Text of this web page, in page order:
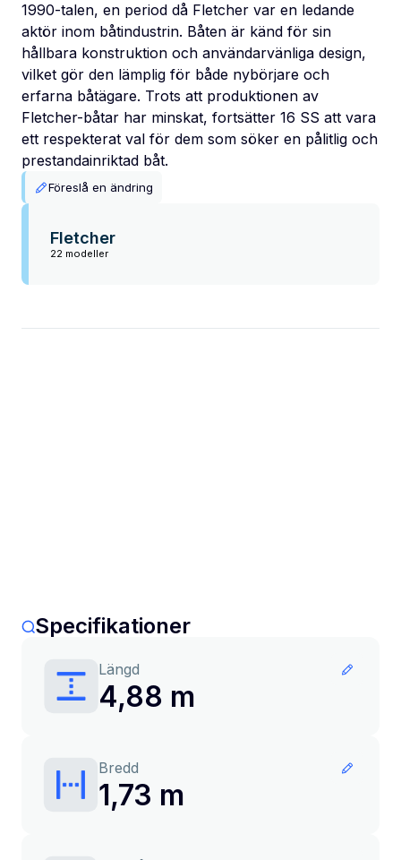
1990-talen, en period då Fletcher var en ledande
aktör inom båtindustrin. Båten är känd för sin
hållbara konstruktion och användarvänliga design,
vilket gör den lämplig för både nybörjare och
erfarna båtägare. Trots att produktionen av
Fletcher-båtar har minskat, fortsätter 16 SS att vara
ett respekterat val för dem som söker en pålitlig och
prestandainriktad båt.
Föreslå en ändring
Fletcher
22 modeller
Specifikationer
Längd
4,88 m
Bredd
1,73 m